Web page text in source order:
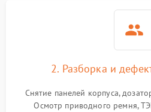
2. Разборка и
Снятие панелей корпуса,
Осмотр приводного ремня,